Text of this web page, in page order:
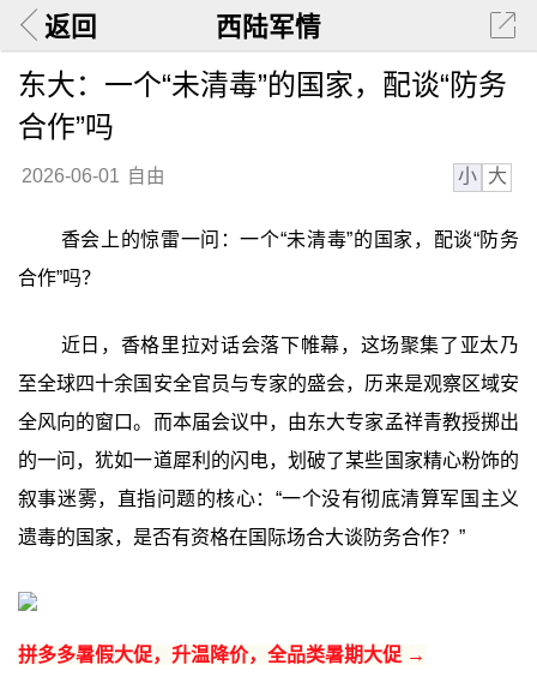
返回 西陆军情
东大：一个“未清毒”的国家，配谈“防务
合作”吗
2026-06-01 自由 小 大
香会上的惊雷一问：一个“未清毒”的国家，配谈“防务
合作”吗？
近日，香格里拉对话会落下帷幕，这场聚集了亚太乃
至全球四十余国安全官员与专家的盛会，历来是观察区域安
全风向的窗口。而本届会议中，由东大专家孟祥青教授掷出
的一问，犹如一道犀利的闪电，划破了某些国家精心粉饰的
叙事迷雾，直指问题的核心：“一个没有彻底清算军国主义
遗毒的国家，是否有资格在国际场合大谈防务合作？”
拼多多暑假大促，升温降价，全品类暑期大促 →